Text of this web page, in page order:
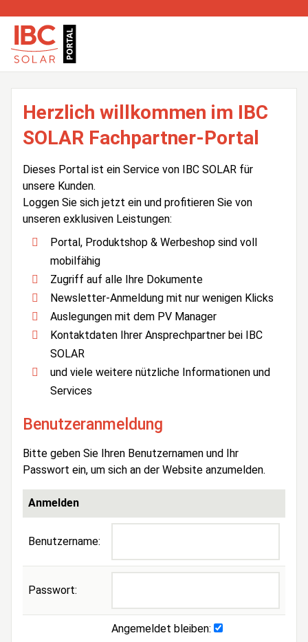
Herzlich willkommen im IBC
SOLAR Fachpartner-Portal
Dieses Portal ist ein Service von IBC SOLAR für
unsere Kunden.
Loggen Sie sich jetzt ein und profitieren Sie von
unseren exklusiven Leistungen:
Portal, Produktshop & Werbeshop sind voll
mobilfähig
Zugriff auf alle Ihre Dokumente
Newsletter-Anmeldung mit nur wenigen Klicks
Auslegungen mit dem PV Manager
Kontaktdaten Ihrer Ansprechpartner bei IBC
SOLAR
und viele weitere nützliche Informationen und
Services
Benutzeranmeldung
Bitte geben Sie Ihren Benutzernamen und Ihr
Passwort ein, um sich an der Website anzumelden.
Anmelden
Benutzername:
Passwort:
Angemeldet bleiben: